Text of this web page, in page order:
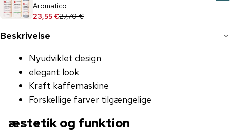
Aromatico
23,55 €27,70 €
Beskrivelse
Nyudviklet design
elegant look
Kraft kaffemaskine
Forskellige farver tilgængelige
æstetik og funktion